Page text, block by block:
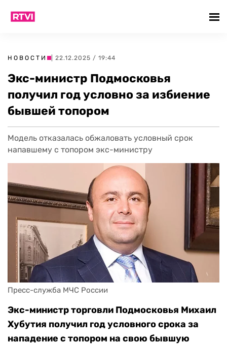
НОВОСТИ | 22.12.2025 / 19:44
Экс-министр Подмосковья
получил год условно за избиение
бывшей топором
Модель отказалась обжаловать условный срок
напавшему с топором экс-министру
Пресс-служба МЧС России
Экс-министр торговли Подмосковья Михаил
Хубутия получил год условного срока за
нападение с топором на свою бывшую